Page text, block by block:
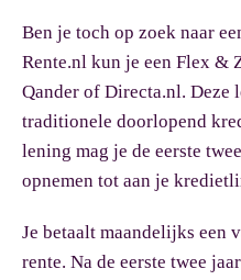
Ben je toch op zoek naar
Rente.nl kun je een Flex &
Qander of Directa.nl.
traditionele doorlopend
lening mag je de eerste
opnemen tot aan je
Je betaalt maandelijks een
rente. Na de eerste twee